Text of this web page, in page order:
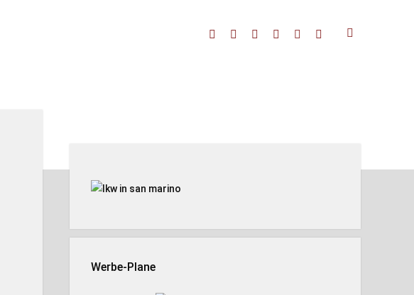
facebookthreadslinkedinyoutube
rss amazon
Werbe-Plane